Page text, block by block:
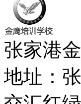
张家港
地址：